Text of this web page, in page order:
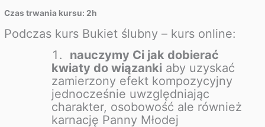
Czas trwania kursu: 2h
Podczas kurs Bukiet ślubny – kurs online:
nauczymy Ci jak dobierać
kwiaty do wiązanki aby uzyskać
zamierzony efekt kompozycyjny
jednocześnie uwzględniając
charakter, osobowość ale również
karnację Panny Młodej